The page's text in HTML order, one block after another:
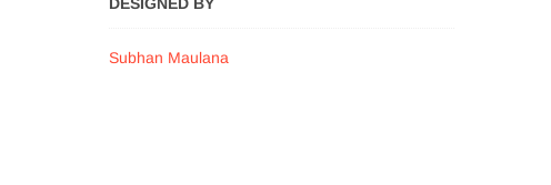
Subhan Maulana